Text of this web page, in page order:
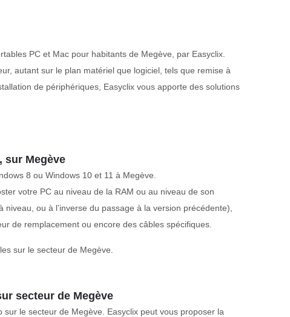
PC et Mac pour habitants de Megève, par Easyclix.
autant sur le plan matériel que logiciel, tels que remise à
de périphériques, Easyclix vous apporte des solutions
sur Megève
8 ou Windows 10 et 11 à Megève.
votre PC au niveau de la RAM ou au niveau de son
ou à l’inverse du passage à la version précédente),
de remplacement ou encore des câbles spécifiques.
sur le secteur de Megève.
secteur de Megève
le secteur de Megève. Easyclix peut vous proposer la